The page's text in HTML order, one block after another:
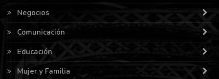
Negocios
Comunicación
Educación
Mujer y Familia